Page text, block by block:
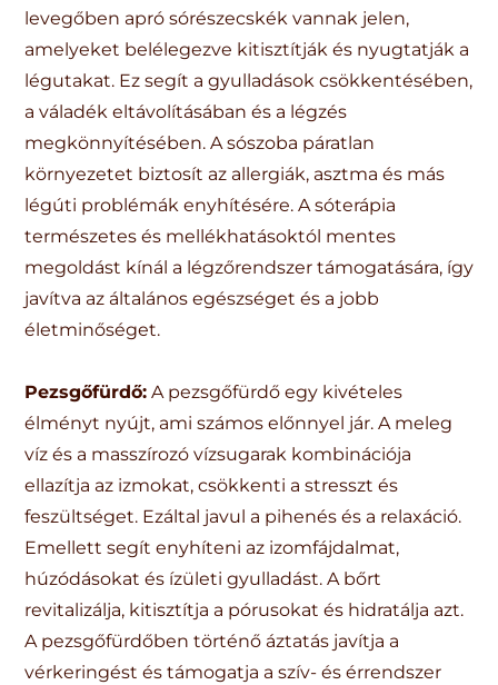
levegőben apró sórészecskék vannak jelen,
amelyeket belélegezve kitisztítják és nyugtatják a
légutakat. Ez segít a gyulladások csökkentésében,
a váladék eltávolításában és a légzés
megkönnyítésében. A sószoba páratlan
környezetet biztosít az allergiák, asztma és más
légúti problémák enyhítésére. A sóterápia
természetes és mellékhatásoktól mentes
megoldást kínál a légzőrendszer támogatására, így
javítva az általános egészséget és a jobb
életminőséget.
Pezsgőfürdő: A pezsgőfürdő egy kivételes
élményt nyújt, ami számos előnnyel jár. A meleg
víz és a masszírozó vízsugarak kombinációja
ellazítja az izmokat, csökkenti a stresszt és
feszültséget. Ezáltal javul a pihenés és a relaxáció.
Emellett segít enyhíteni az izomfájdalmat,
húzódásokat és ízületi gyulladást. A bőrt
revitalizálja, kitisztítja a pórusokat és hidratálja azt.
A pezsgőfürdőben történő áztatás javítja a
vérkeringést és támogatja a szív- és érrendszer